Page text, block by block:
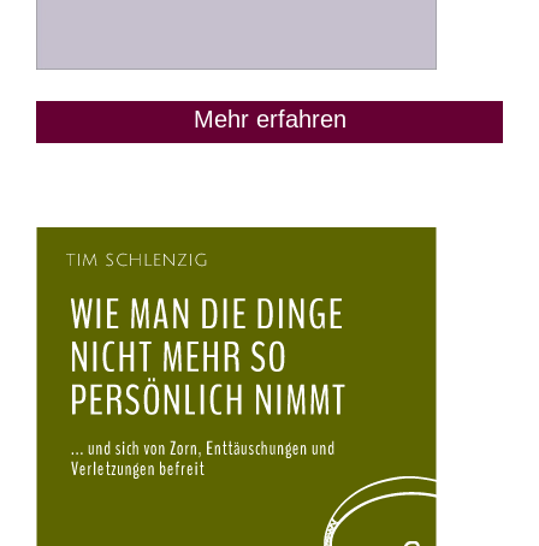
Mehr erfahren